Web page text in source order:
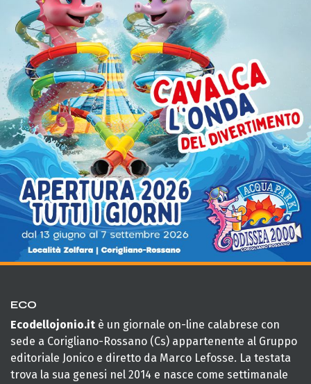
ECO
Ecodellojonio.it è un giornale on-line calabrese con
sede a Corigliano-Rossano (Cs) appartenente al Gruppo
editoriale Jonico e diretto da Marco Lefosse. La testata
trova la sua genesi nel 2014 e nasce come settimanale